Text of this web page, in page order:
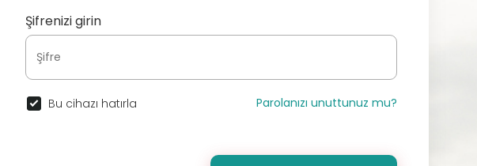
Şifrenizi girin
Bu cihazı hatırla Parolanızı unuttunuz mu?